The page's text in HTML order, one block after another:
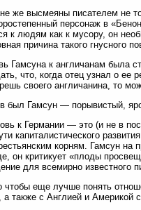
же высмеяны писателем не
персонаж в
к людям как к мусору, он
причина такого гнусного
Гамсуна к англичанам была
что, когда отец узнал о
своего англичанина, то
был Гамсун — порывистый,
к Германии — это (и не в
капиталистического
корням. Гамсун на
он критикует «плоды
для всемирно известного
чтобы еще лучше понять
а также с Англией и Америкой